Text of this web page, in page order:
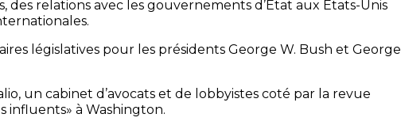
relations avec les gouvernements d’État aux États-Unis
législatives pour les présidents George W. Bush et George
un cabinet d’avocats et de lobbyistes coté par la revue
influents» à Washington.